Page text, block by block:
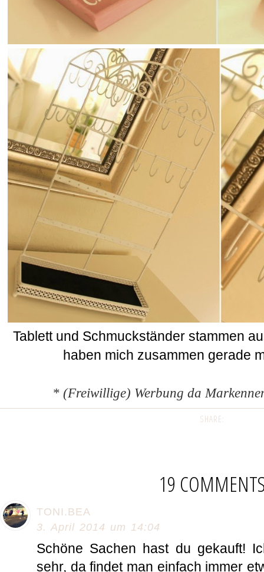
Tablett und Schmuckständer stammen
haben mich zusammen gerade
* (Freiwillige) Werbung da
SHARE:
19
TONI.BEA
3. April 2014 um 14:04
Schöne Sachen hast du gekauft!
sehr, da findet man einfach immer